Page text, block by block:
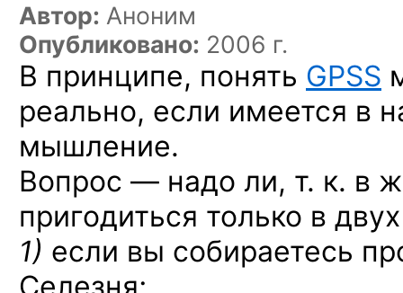
Автор: Аноним
Опубликовано: 2006 г.
В принципе, понять GPSS
реально, если имеется в
мышление.
Вопрос — надо ли, т. к. в
пригодиться только в
1) если вы собираетесь